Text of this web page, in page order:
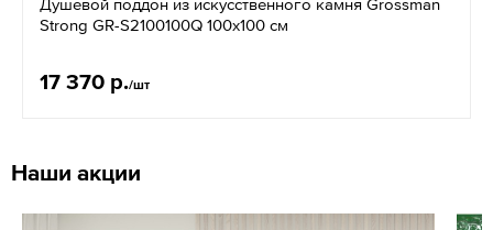
Strong GR-S2100100Q 100х100 см
17 370 р./шт
Наши акции